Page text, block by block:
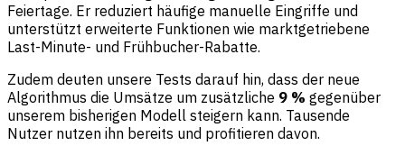
Feiertage. Er reduziert häufige manuelle Eingriffe und
unterstützt erweiterte Funktionen wie marktgetriebene
Last-Minute- und Frühbucher-Rabatte.
Zudem deuten unsere Tests darauf hin, dass der neue
Algorithmus die Umsätze um zusätzliche 9 % gegenüber
unserem bisherigen Modell steigern kann. Tausende
Nutzer nutzen ihn bereits und profitieren davon.